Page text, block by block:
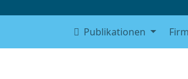
Publikationen